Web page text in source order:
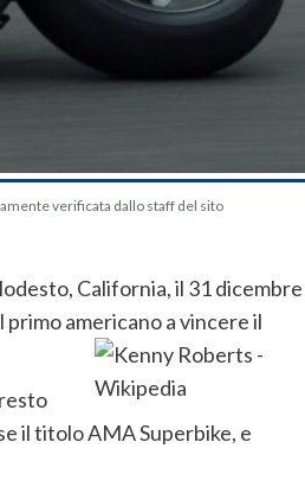
verificata dallo staff del sito
California, il 31 dicembre
americano a vincere il
il titolo AMA Superbike, e